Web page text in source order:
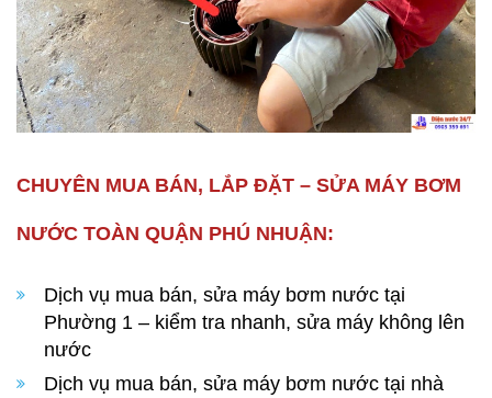
CHUYÊN MUA BÁN, LẮP ĐẶT – SỬA MÁY BƠM
NƯỚC TOÀN QUẬN PHÚ NHUẬN:
Dịch vụ mua bán, sửa máy bơm nước tại
Phường 1 – kiểm tra nhanh, sửa máy không lên
nước
Dịch vụ mua bán, sửa máy bơm nước tại nhà